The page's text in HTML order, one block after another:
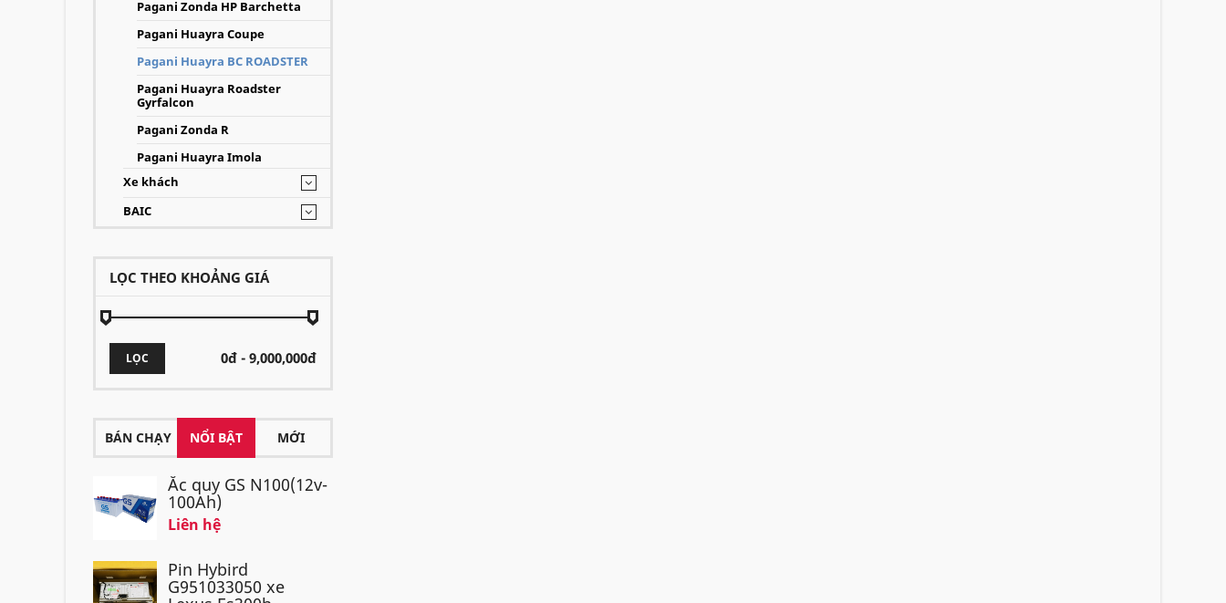
Pagani Zonda HP Barchetta
Pagani Huayra Coupe
Pagani Huayra BC ROADSTER
Pagani Huayra Roadster
Gyrfalcon
Pagani Zonda R
Pagani Huayra Imola
Xe khách
BAIC
LỌC THEO KHOẢNG GIÁ
LỌC
BÁN CHẠY NỔI BẬT MỚI
Ắc quy GS N100(12v-
100Ah)
Liên hệ
Pin Hybird
G951033050 xe